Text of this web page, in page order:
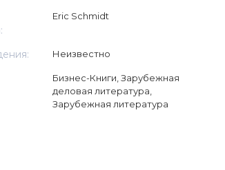
Eric Schmidt
Неизвестно
Бизнес-Книги Зарубежная
деловая литература
Зарубежная литература